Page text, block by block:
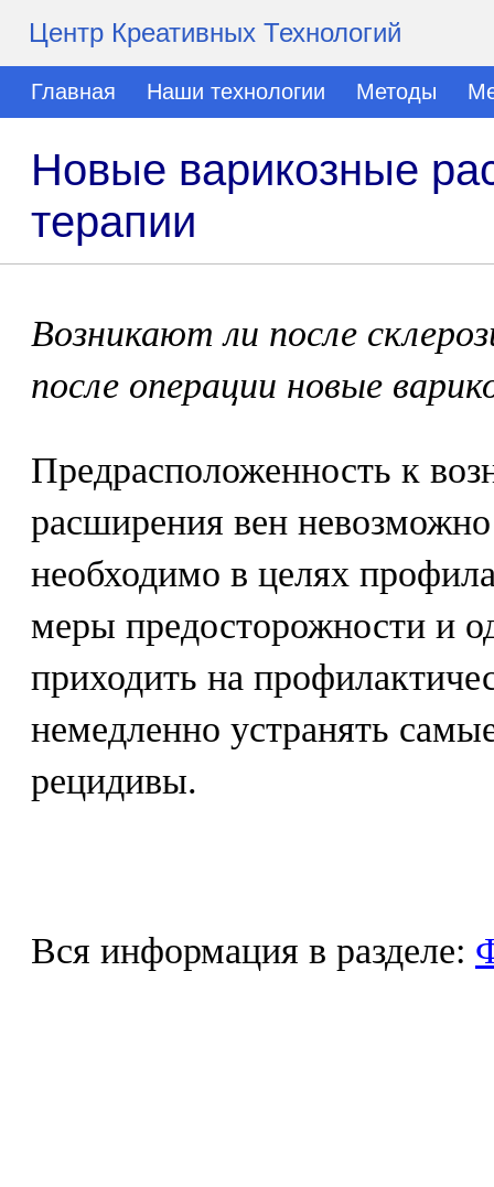
Центр Креативных Технологий
Главная Наши технологии Методы
Новые варикозные
терапии
Возникают ли после
после операции новые
Предрасположенность к
расширения вен
необходимо в целях
меры предосторожности и
приходить на
немедленно устранять
рецидивы.
Вся информация в разделе: